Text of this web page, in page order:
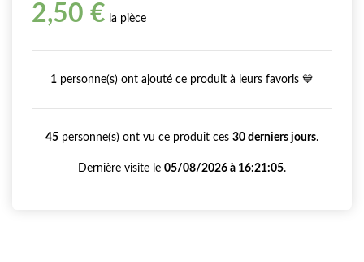
2,50 € la pièce
1 personne(s) ont ajouté ce produit à leurs favoris 💙
45 personne(s) ont vu ce produit ces 30 derniers jours.
Dernière visite le 05/08/2026 à 16:21:05.